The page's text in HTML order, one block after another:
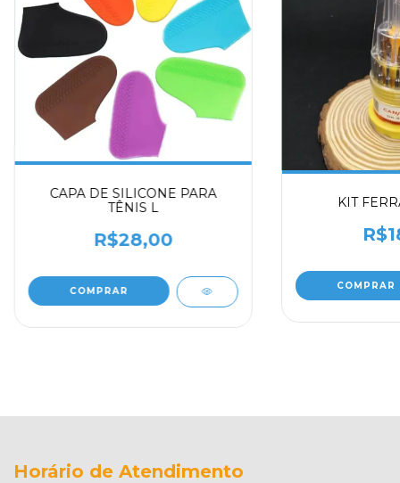
CAPA DE SILICONE PARA
TÊNIS L
R$28,00
COMPRAR
KIT
Horário de Atendimento